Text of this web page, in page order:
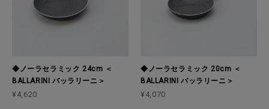
◆ノーラセラミック 24cm ＜
BALLARINI バッラリーニ＞
¥4,620
◆ノーラセラミック 20cm ＜
BALLARINI バッラリーニ＞
¥4,070